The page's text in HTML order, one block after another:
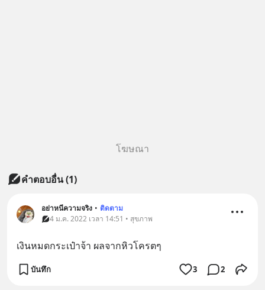
โฆษณา
คำตอบอื่น(1)
อย่าหนีความจริง • ติดตาม
4 ม.ค. 2022 เวลา 14:51 • สุขภาพ
เงินหมดกระเป๋าจ้า ผลจากหิวโครตๆ
บันทึก 3 2